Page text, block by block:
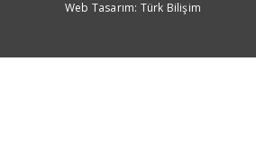
Web Tasarım: Türk Bilişim